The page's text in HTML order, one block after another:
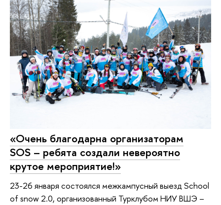
«Очень благодарна организаторам
SOS – ребята создали невероятно
крутое мероприятие!»
23-26 января состоялся межкампусный выезд School
of snow 2.0, организованный Турклубом НИУ ВШЭ –